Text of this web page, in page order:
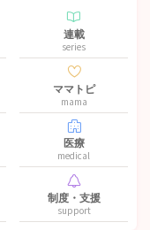
連載
series
ママトピ
mama
医療
medical
制度・支援
support